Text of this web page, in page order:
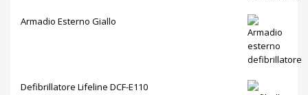
Armadio Esterno Giallo
Defibrillatore Lifeline DCF-E110